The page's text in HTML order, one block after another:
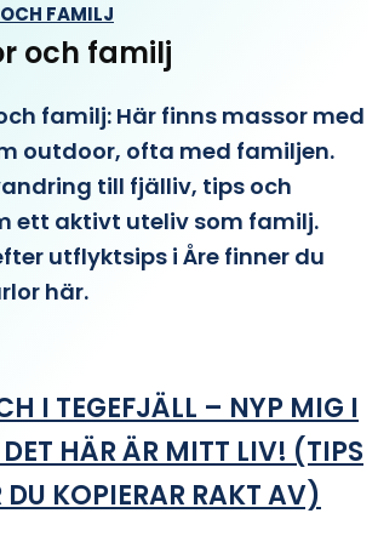
FAMILJ
och familj
familj: Här finns massor med
outdoor, ofta med familjen.
till fjälliv, tips och
ett aktivt uteliv som familj.
utflyktsips i Åre finner du
här.
I TEGEFJÄLL – NYP MIG I
HÄR ÄR MITT LIV! (TIPS
KOPIERAR RAKT AV)